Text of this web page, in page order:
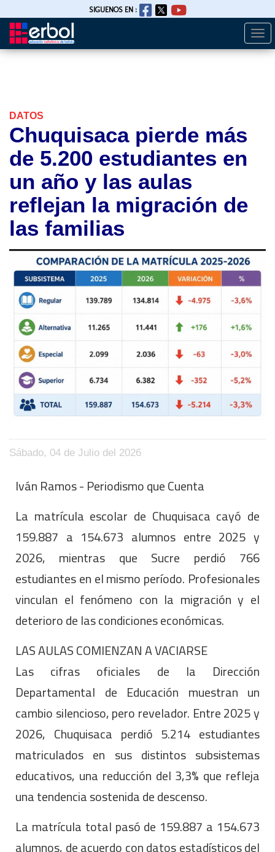
Pasar
SIGUENOS EN :
DATOS
Chuquisaca pierde más
de 5.200 estudiantes en
un año y las aulas
reflejan la migración de
las familias
Sábado, 04 de Julio del 2026
Iván Ramos - Periodismo que Cuenta
La matrícula escolar de Chuquisaca cayó de
159.887 a 154.673 alumnos entre 2025 y
2026, mientras que Sucre perdió 766
estudiantes en el mismo período. Profesionales
vinculan el fenómeno con la migración y el
deterioro de las condiciones económicas.
LAS AULAS COMIENZAN A VACIARSE
Las cifras oficiales de la Dirección
Departamental de Educación muestran un
cambio silencioso, pero revelador. Entre 2025 y
2026, Chuquisaca perdió 5.214 estudiantes
matriculados en sus distintos subsistemas
educativos, una reducción del 3,3% que refleja
una tendencia sostenida de descenso.
La matrícula total pasó de 159.887 a 154.673
alumnos, de acuerdo con datos estadísticos del